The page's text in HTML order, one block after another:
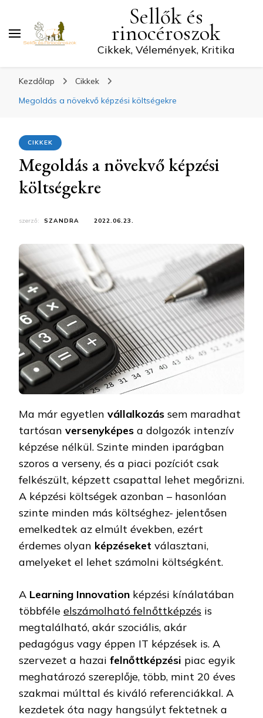
Sellők és
rinocéroszok
Cikkek, Vélemények, Kritika
Kezdőlap
Cikkek
Megoldás a növekvő képzési költségekre
CIKKEK
Megoldás a növekvő képzési
költségekre
szerző: SZANDRA 2022.06.23.
Ma már egyetlen vállalkozás sem maradhat
tartósan versenyképes a dolgozók intenzív
képzése nélkül. Szinte minden iparágban
szoros a verseny, és a piaci pozíciót csak
felkészült, képzett csapattal lehet megőrizni.
A képzési költségek azonban – hasonlóan
szinte minden más költséghez- jelentősen
emelkedtek az elmúlt években, ezért
érdemes olyan képzéseket választani,
amelyeket el lehet számolni költségként.
A Learning Innovation képzési kínálatában
többféle elszámolható felnőttképzés is
megtalálható, akár szociális, akár
pedagógus vagy éppen IT képzések is. A
szervezet a hazai felnőttképzési piac egyik
meghatározó szereplője, több, mint 20 éves
szakmai múlttal és kiváló referenciákkal. A
kezdetek óta nagy hangsúlyt fektetnek a